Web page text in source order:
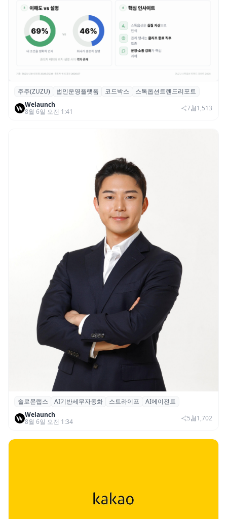
스톡옵션 취소율 2년 만에 18.2%→31.3%…
권리 발생 즉시 행사 비중도 급증
주주(ZUZU) 법인운영플랫폼 코드박스
스톡옵션트렌드리포트
Welaunch
8월 6일 오전 1:41
7 1,513
솔로몬랩스, 스트라이프 출신 이창헌 영입…
절세 전략 AI 에이전트 개발 본격화
솔로몬랩스 AI기반세무자동화 스트라이프
AI에이전트
Welaunch
8월 6일 오전 1:34
5 1,702